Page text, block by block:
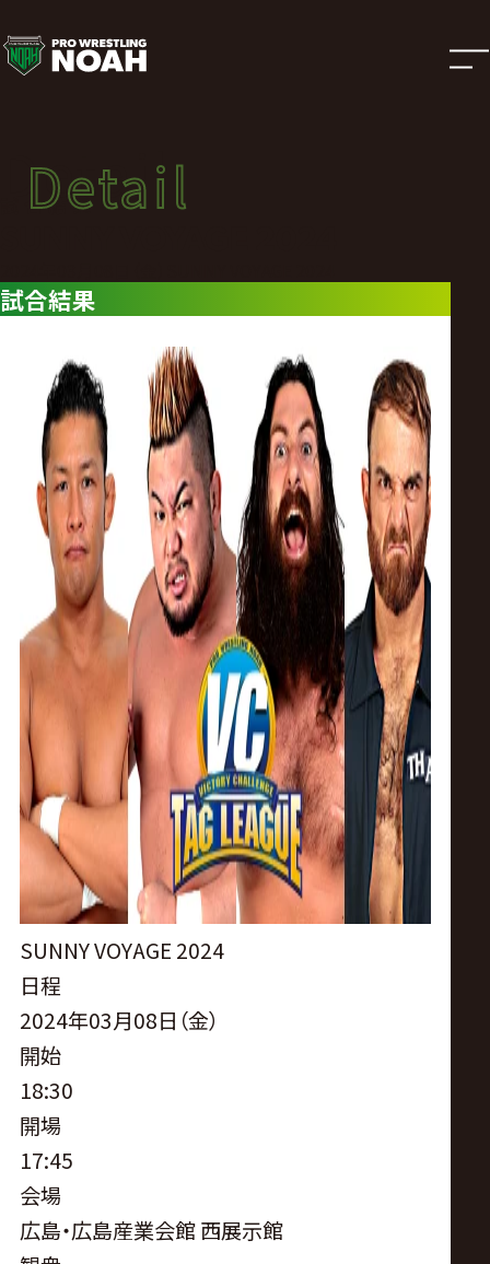
試
合
結
果
|
プ
ス
ン
グ・
ノ
ア
公
式
サ
イ
ト
Detail
試合結果
Detail
試合結果
SUNNY VOYAGE 2024
日程
2024年03月08日（金）
開始
18:30
開場
17:45
会場
広島・広島産業会館 西展示館